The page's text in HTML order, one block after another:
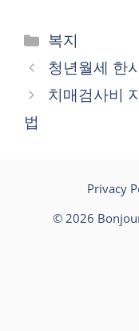
카
테
고
리
복지
청년월세 한
치매검사비
법
Privacy
© 2026